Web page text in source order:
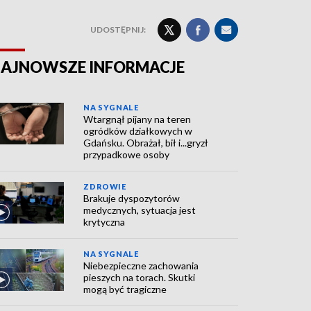
UDOSTĘPNIJ:
INFORMACJE
NA SYGNALE
Wtargnął pijany na teren
ogródków działkowych w
Gdańsku. Obrażał, bił i...gryzł
przypadkowe osoby
ZDROWIE
Brakuje dyspozytorów
medycznych, sytuacja jest
krytyczna
NA SYGNALE
Niebezpieczne zachowania
pieszych na torach. Skutki
mogą być tragiczne